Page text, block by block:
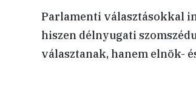
Parlamenti választásokkal
hiszen délnyugati
választanak, hanem elnök-